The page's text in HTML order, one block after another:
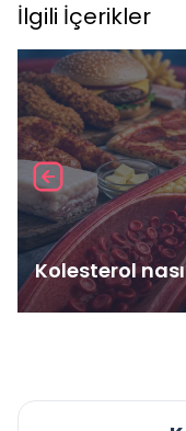
İlgili İçerikler
Kolesterol